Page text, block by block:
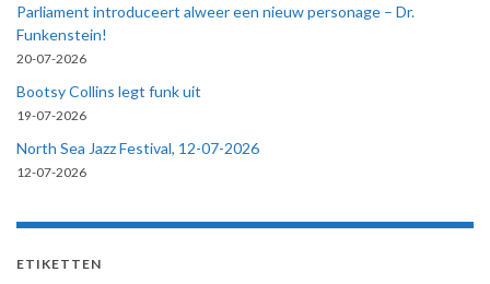
Parliament introduceert alweer een nieuw personage – Dr.
Funkenstein!
20-07-2026
Bootsy Collins legt funk uit
19-07-2026
North Sea Jazz Festival, 12-07-2026
12-07-2026
ETIKETTEN